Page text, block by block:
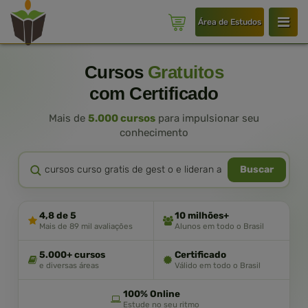
Área de Estudos
Cursos Gratuitos
com Certificado
Mais de 5.000 cursos para impulsionar seu
conhecimento
Buscar
4,8 de 5
Mais de 89 mil avaliações
10 milhões+
Alunos em todo o Brasil
5.000+ cursos
e diversas áreas
Certificado
Válido em todo o Brasil
100% Online
Estude no seu ritmo